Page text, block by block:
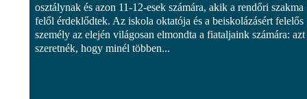
osztálynak és azon 11-12-esek számára, akik a rendőri szakma
felől érdeklődtek. Az iskola oktatója és a beiskolázásért felelős
személy az elején világosan elmondta a fiataljaink számára: azt
szeretnék, hogy minél többen...